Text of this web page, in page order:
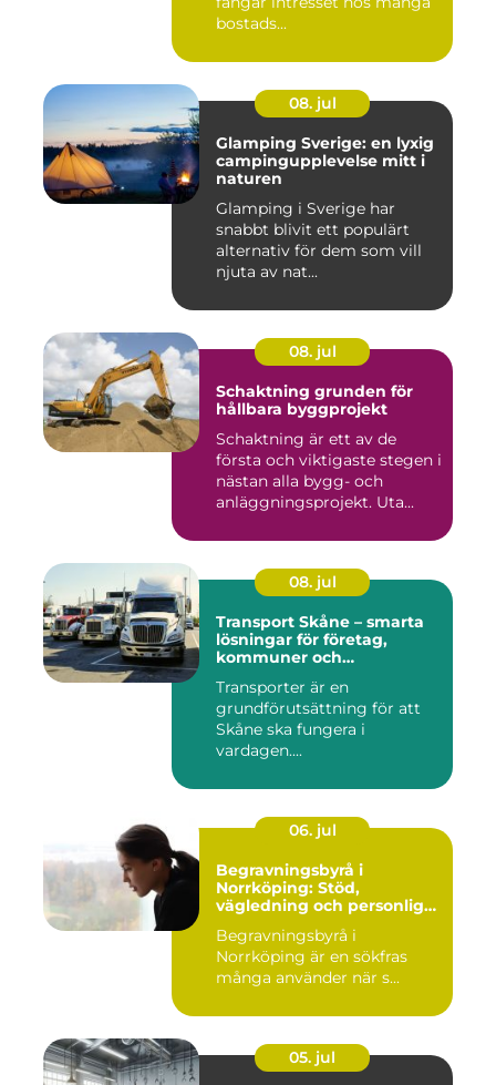
bostads...
08. jul
Glamping Sverige: en lyxig
campingupplevelse mitt i
naturen
Glamping i Sverige har
snabbt blivit ett populärt
alternativ för dem som vill
njuta av nat...
08. jul
Schaktning grunden för
hållbara byggprojekt
Schaktning är ett av de
första och viktigaste stegen i
nästan alla bygg- och
anläggningsprojekt. Uta...
08. jul
Transport Skåne – smarta
lösningar för företag,
kommuner och
Transporter är en
grundförutsättning för att
Skåne ska fungera i
vardagen....
06. jul
Begravningsbyrå i
Norrköping: Stöd,
vägledning och personliga
Begravningsbyrå i
Norrköping är en sökfras
många använder när s...
05. jul